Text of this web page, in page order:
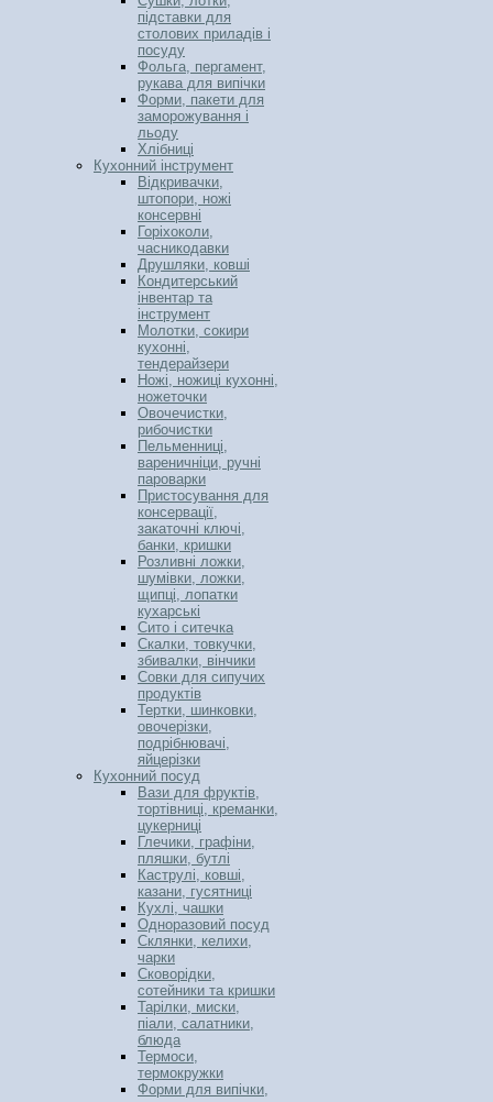
підставки для
столових приладів і
посуду
Фольга, пергамент,
рукава для випічки
Форми, пакети для
заморожування і
льоду
Хлібниці
Кухонний інструмент
Відкривачки,
штопори, ножі
консервні
Горіхоколи,
часникодавки
Друшляки, ковші
Кондитерський
інвентар та
інструмент
Молотки, сокири
кухонні,
тендерайзери
Ножі, ножиці кухонні,
ножеточки
Овочечистки,
рибочистки
Пельменниці,
вареничніци, ручні
пароварки
Пристосування для
консервації,
закаточні ключі,
банки, кришки
Розливні ложки,
шумівки, ложки,
щипці, лопатки
кухарські
Сито і ситечка
Скалки, товкучки,
збивалки, вінчики
Совки для сипучих
продуктів
Тертки, шинковки,
овочерізки,
подрібнювачі,
яйцерізки
Кухонний посуд
Вази для фруктів,
тортівниці, креманки,
цукерниці
Глечики, графіни,
пляшки, бутлі
Каструлі, ковші,
казани, гусятниці
Кухлі, чашки
Одноразовий посуд
Склянки, келихи,
чарки
Сковорідки,
сотейники та кришки
Тарілки, миски,
піали, салатники,
блюда
Термоси,
термокружки
Форми для випічки,